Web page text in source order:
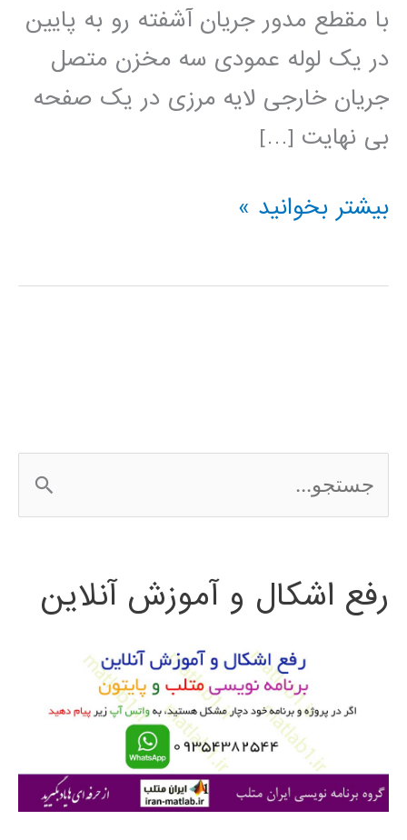
با مقطع مدور جریان آشفته رو به پایین
در یک لوله عمودی سه مخزن متصل
جریان خارجی لایه مرزی در یک صفحه
بی نهایت […]
مکانیک
در
بیشتر بخوانید »
س
ج
ی
رفع اشکال و آموزش آنلاین